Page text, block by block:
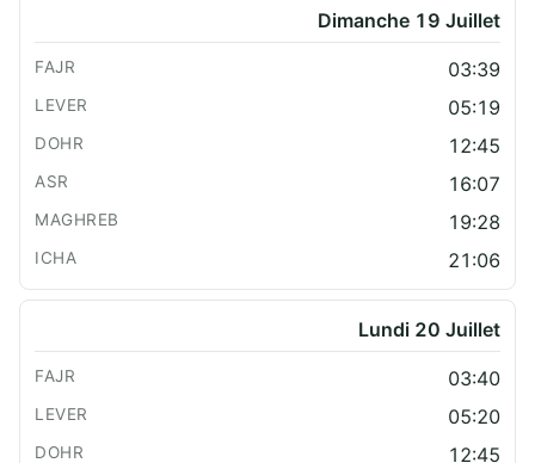
Dimanche 19 Juillet
03:39
05:19
12:45
16:07
19:28
21:06
Lundi 20 Juillet
03:40
05:20
12:45